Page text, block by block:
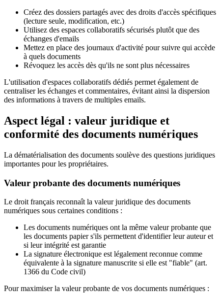
Créez des dossiers partagés avec des droits d'accès spécifiques
(lecture seule, modification, etc.)
Utilisez des espaces collaboratifs sécurisés plutôt que des
échanges d'emails
Mettez en place des journaux d'activité pour suivre qui accède
à quels documents
Révoquez les accès dès qu'ils ne sont plus nécessaires
L'utilisation d'espaces collaboratifs dédiés permet également de
centraliser les échanges et commentaires, évitant ainsi la dispersion
des informations à travers de multiples emails.
Aspect légal : valeur juridique et
conformité des documents numériques
La dématérialisation des documents soulève des questions juridiques
importantes pour les propriétaires.
Valeur probante des documents numériques
Le droit français reconnaît la valeur juridique des documents
numériques sous certaines conditions :
Les documents numériques ont la même valeur probante que
les documents papier s'ils permettent d'identifier leur auteur et
si leur intégrité est garantie
La signature électronique est légalement reconnue comme
équivalente à la signature manuscrite si elle est "fiable" (art.
1366 du Code civil)
Pour maximiser la valeur probante de vos documents numériques :